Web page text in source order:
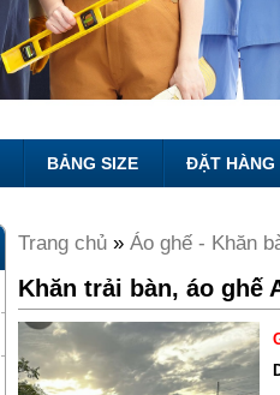
BẢNG SIZE ĐẶT HÀNG
Trang chủ » Áo ghế - Khăn
Khăn trải bàn, áo ghế